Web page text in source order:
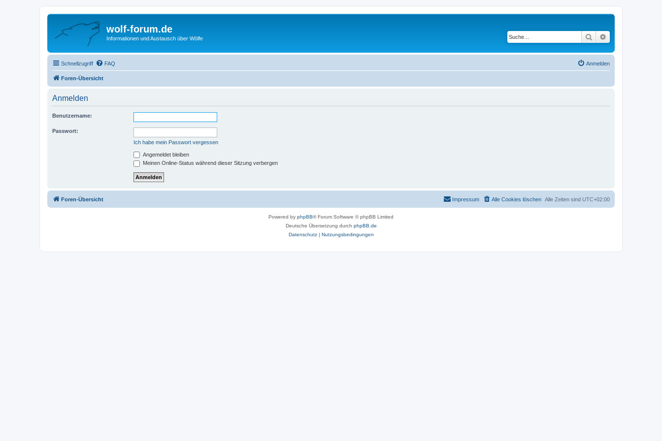
wolf-forum.de
Informationen und Austausch über Wölfe Suche
Schnellzugriff FAQ Anmelden
Foren-Übersicht
Anmelden
Benutzername:
Passwort:
Ich habe mein Passwort vergessen
Angemeldet bleiben
Meinen Online-Status während dieser Sitzung verbergen
Foren-Übersicht Alle Zeiten sind UTC+02:00
Alle Cookies löschen
Impressum
Powered by phpBB® Forum Software © phpBB Limited
Deutsche Übersetzung durch phpBB.de
Datenschutz| Nutzungsbedingungen